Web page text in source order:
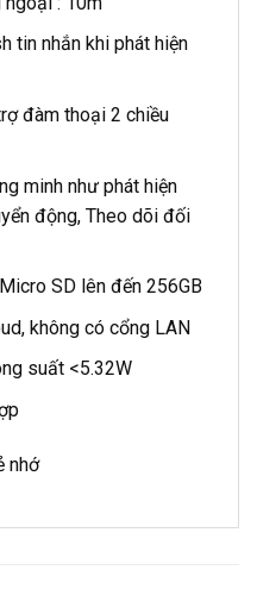
tin nhắn khi phát hiện
đàm thoại 2 chiều
minh như phát hiện
động, Theo dõi đối
SD lên đến 256GB
không có cổng LAN
suất <5.32W
nhớ